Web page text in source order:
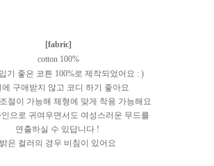
[fabric]
cotton 100%
기 좋은 코튼 100%로 제작되었어요 : )
에 구애받지 않고 코디 하기 좋아요
절이 가능해 체형에 맞게 착용 가능해요
으로 귀여우면서도 여성스러운 무드를
연출하실 수 있답니다 !
밝은 컬러의 경우 비침이 있어요